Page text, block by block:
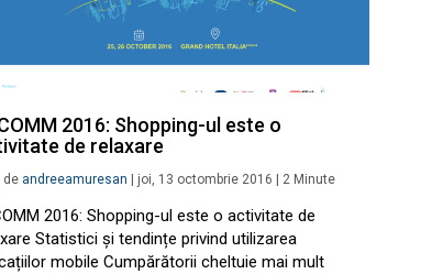
2016: Shopping-ul este o
de relaxare
de andreeamuresan joi, 13 octombrie 2016 2 Minute
2016: Shopping-ul este o activitate de
Statistici și tendințe privind utilizarea
mobile Cumpărătorii cheltuie mai mult